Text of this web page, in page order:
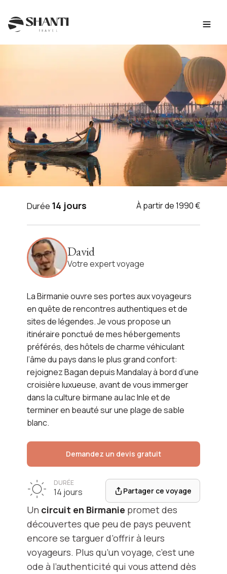
VOYAGE BIRMANIE
Chic et charme en Birmanie
Voir l'itinéraire
DURÉE
14 jours Partager ce voyage
Un circuit en Birmanie promet des
découvertes que peu de pays peuvent
encore se targuer d’offrir à leurs
voyageurs. Plus qu’un voyage, c’est une
ode à l’authenticité qui vous attend dès
Durée 14 jours À partir de 1990 €
David
Votre expert voyage
La Birmanie ouvre ses portes aux voyageurs
en quête de rencontres authentiques et de
sites de légendes. Je vous propose un
itinéraire ponctué de mes hébergements
préférés, des hôtels de charme véhiculant
l’âme du pays dans le plus grand confort:
rejoignez Bagan depuis Mandalay à bord d’une
croisière luxueuse, avant de vous immerger
dans la culture birmane au lac Inle et de
terminer en beauté sur une plage de sable
blanc.
Demandez un devis gratuit